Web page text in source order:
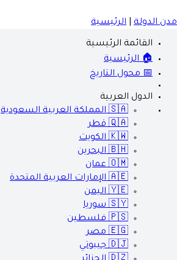
مدن الدولة الرئيسية
القائمة الرئيسية
🏠 الرئيسية
📅 محول التاريخ
الدول العربية
🇸🇦 المملكة العربية السعودية
🇶🇦 قطر
🇰🇼 الكويت
🇧🇭 البحرين
🇴🇲 عمان
🇦🇪 الإمارات العربية المتحدة
🇾🇪 اليمن
🇸🇾 سوريا
🇵🇸 فلسطين
🇪🇬 مصر
🇩🇯 جيبوتي